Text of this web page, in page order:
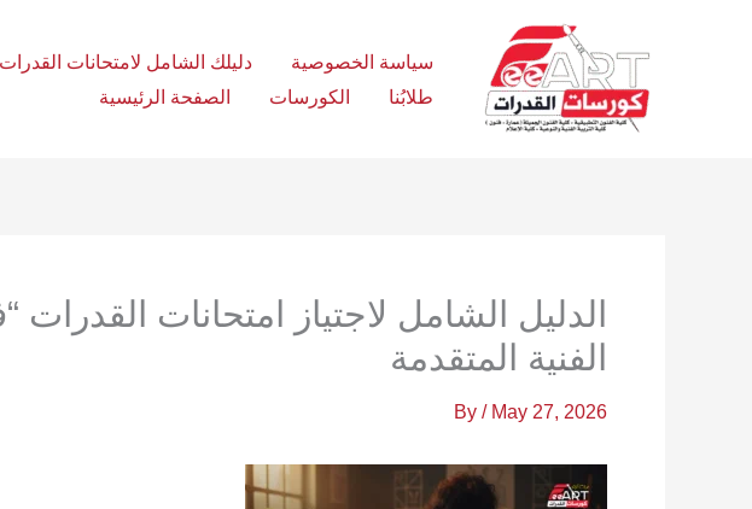
سياسة الخصوصية دليلك الشامل لامتحانات القدرات 2026 | أكاديمية فري آرت
طلابُنا
الكورسات الصفحة الرئيسية
الدليل الشامل لاجتياز امتحانات
الفنية المتقدمة
By / May 27, 2026